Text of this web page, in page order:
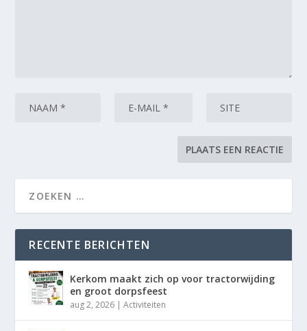
RECENTE BERICHTEN
Kerkom maakt zich op voor tractorwijding
en groot dorpsfeest
aug 2, 2026 |Activiteiten